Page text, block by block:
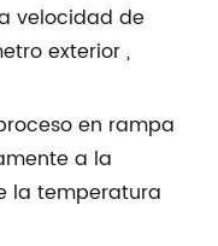
velocidad de
exterior,
en rampa
a la
la temperatura